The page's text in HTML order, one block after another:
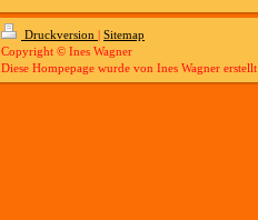
Druckversion | Sitemap
Copyright © Ines Wagner
Diese Hompepage wurde von Ines Wagner erstellt